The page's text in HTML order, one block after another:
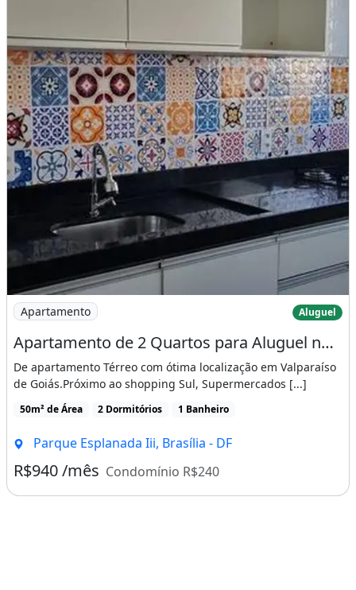
Imagem: Apartamento de 2 Quartos para Aluguel no
Apartamento Aluguel
Apartamento de 2 Quartos para Aluguel no Condomínio Paris Proximo Ao Shopping Sul
De apartamento Térreo com ótima localização em Valparaíso
de Goiás.Próximo ao shopping Sul, Supermercados [...]
50m² de Área 2 Dormitórios 1 Banheiro
Parque Esplanada Iii, Brasília - DF
R$940 /mês Condomínio R$240